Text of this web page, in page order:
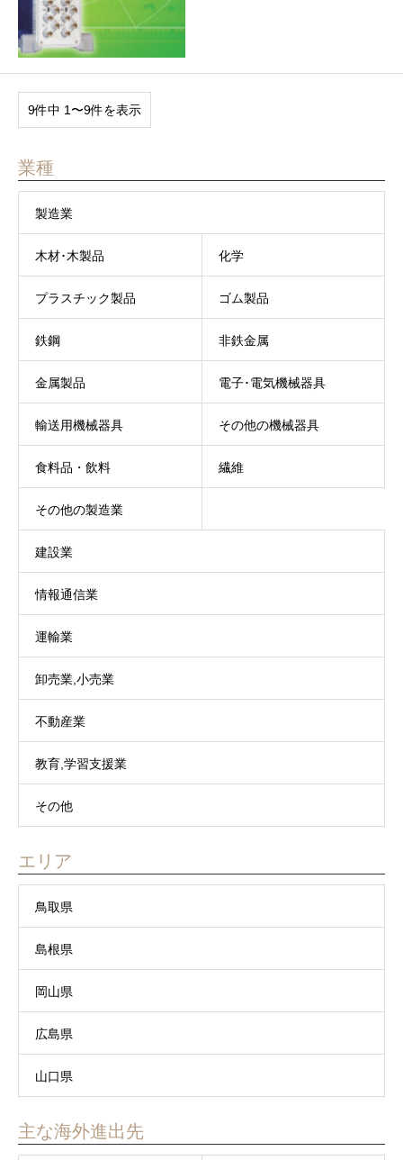
9件中 1〜9件を表示
業種
製造業
木材･木製品 化学
プラスチック製品 ゴム製品
鉄鋼 非鉄金属
金属製品 電子･電気機械器具
輸送用機械器具 その他の機械器具
食料品・飲料 繊維
その他の製造業
建設業
情報通信業
運輸業
卸売業,小売業
不動産業
教育,学習支援業
その他
エリア
鳥取県
島根県
岡山県
広島県
山口県
主な海外進出先